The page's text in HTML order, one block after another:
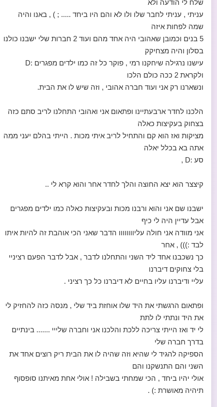
שלח לי הודעה ולא
עניתי , עניתי לחבר שלו ולו לא והם היו ביחד ..... ; ) , באנו והיה
שמה לפחות איזה
5 בנים וכמובן שאהובי היה אחד מהם ועוד 2 חברות שלי ישבנו כולנו
בסלון והיה מצחיקק
עישנו נרגילה שיחקנו רמי , פוקר כל זה כמו ילדים מפגרים :D
ולקראת 2 ככה כולם הלכו
ונשארנו רק אני ועוד חברה אהובי , וזה שיש לו את הבית.
הלכנו לחדר ארבעתיינו ופתאום אני ואהובי התחלנו לריב סתם כזה
בצחוק בעקיצות כאלה
מציקות ואז הוא קם והתחיל לריב איתי מכות . הייתי בהלם יעני ממה
אתה בא בכלל יאלה
סע :D ,
קיצצר הוא יצא החוצה והלך לחדר אחר והוא קרא לי ..
ישבנו שם אני והוא ורבנו מכות ובעקיצות כאלה כמו ילדים מפגרים
אבל עדיין היה לי כיף
אני מוודה אני חולה עליוווווווו הדבר שאני הכי אוהבת זה להיות איתו
לבד :))) , אחר
כך נשכבנו אחד ליד השני והתחלנו לדבר , אבל לדבר הפעם רציניי
בלי צחוקים דיברנו
עליי ודיברנו עליו בחיים לא דיברנו כל כך רציני .
ופתאום הרגשתי את היד שלו אוחזת ביד שלי , מנסה כזה להחזיק לי
את היד ונתתי לו לתת
לי יד ואז הייתי צריכה ללכת והלכנו אני וחברה שלייי ....... בינתיים
בדרך חברה שלי
הספיקה להגיד לי שהיא וזה שהיה לו את הבית ריק רוצים אחד את
השני והם התנשקנו והם
אולי יהיו ביחד , הכי שמחתי בשבילה ! אולי אחת מאיתנו סופסוף
תיהיה מאושרת :) .